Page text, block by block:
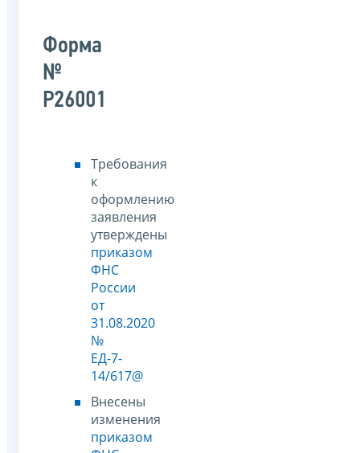
Форма
№
Р26001
Требования
к
оформлению
заявления
утверждены
приказом
ФНС
России
от
31.08.2020
№
ЕД-7-
14/617@
Внесены
изменения
приказом